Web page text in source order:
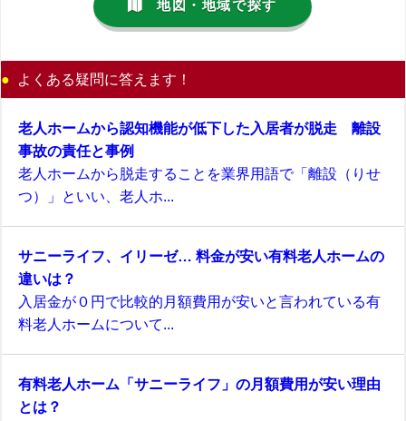
地図・地域で探す
よくある疑問に答えます！
老人ホームから認知機能が低下した入居者が脱走 離設
事故の責任と事例
老人ホームから脱走することを業界用語で「離設（りせ
つ）」といい、老人ホ...
サニーライフ、イリーゼ… 料金が安い有料老人ホームの
違いは？
入居金が０円で比較的月額費用が安いと言われている有
料老人ホームについて...
有料老人ホーム「サニーライフ」の月額費用が安い理由
とは？